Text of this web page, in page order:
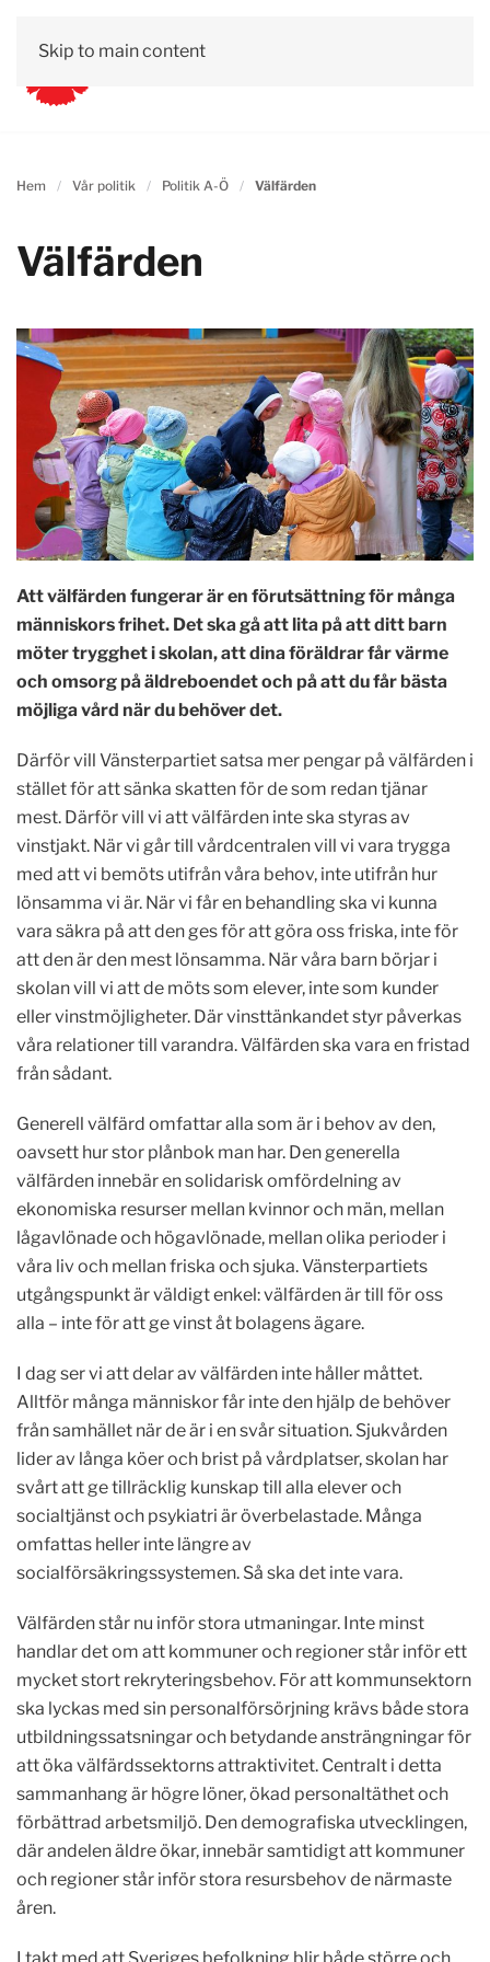
Skip to main content
Hem Vår politik Politik A-Ö Välfärden
Välfärden
Att välfärden fungerar är en förutsättning för många
människors frihet. Det ska gå att lita på att ditt barn
möter trygghet i skolan, att dina föräldrar får värme
och omsorg på äldreboendet och på att du får bästa
möjliga vård när du behöver det.
Därför vill Vänsterpartiet satsa mer pengar på välfärden i
stället för att sänka skatten för de som redan tjänar
mest. Därför vill vi att välfärden inte ska styras av
vinstjakt. När vi går till vårdcentralen vill vi vara trygga
med att vi bemöts utifrån våra behov, inte utifrån hur
lönsamma vi är. När vi får en behandling ska vi kunna
vara säkra på att den ges för att göra oss friska, inte för
att den är den mest lönsamma. När våra barn börjar i
skolan vill vi att de möts som elever, inte som kunder
eller vinstmöjligheter. Där vinsttänkandet styr påverkas
våra relationer till varandra. Välfärden ska vara en fristad
från sådant.
Generell välfärd omfattar alla som är i behov av den,
oavsett hur stor plånbok man har. Den generella
välfärden innebär en solidarisk omfördelning av
ekonomiska resurser mellan kvinnor och män, mellan
lågavlönade och högavlönade, mellan olika perioder i
våra liv och mellan friska och sjuka. Vänsterpartiets
utgångspunkt är väldigt enkel: välfärden är till för oss
alla – inte för att ge vinst åt bolagens ägare.
I dag ser vi att delar av välfärden inte håller måttet.
Alltför många människor får inte den hjälp de behöver
från samhället när de är i en svår situation. Sjukvården
lider av långa köer och brist på vårdplatser, skolan har
svårt att ge tillräcklig kunskap till alla elever och
socialtjänst och psykiatri är överbelastade. Många
omfattas heller inte längre av
socialförsäkringssystemen. Så ska det inte vara.
Välfärden står nu inför stora utmaningar. Inte minst
handlar det om att kommuner och regioner står inför ett
mycket stort rekryteringsbehov. För att kommunsektorn
ska lyckas med sin personalförsörjning krävs både stora
utbildningssatsningar och betydande ansträngningar för
att öka välfärdssektorns attraktivitet. Centralt i detta
sammanhang är högre löner, ökad personaltäthet och
förbättrad arbetsmiljö. Den demografiska utvecklingen,
där andelen äldre ökar, innebär samtidigt att kommuner
och regioner står inför stora resursbehov de närmaste
åren.